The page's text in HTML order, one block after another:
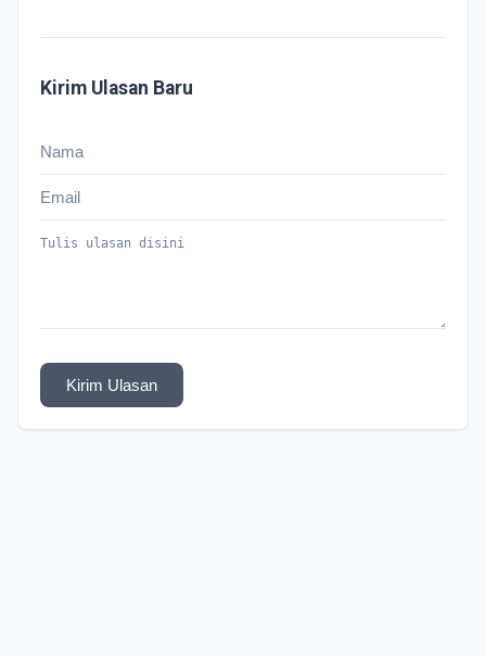
Kirim Ulasan Baru
Kirim Ulasan